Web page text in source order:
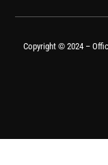
Copyright © 2024 –